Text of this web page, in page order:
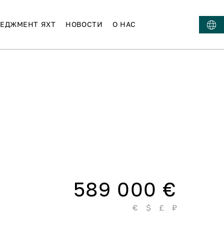
ЯХТ НОВОСТИ О НАС
589 000 €
€ $ £ ₽